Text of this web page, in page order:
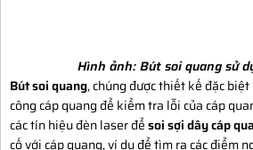
Hình ảnh:Bút soi quang sử
Bút soi quang, chúng được thiết kế đặc
công cáp quang để kiểm tra lỗi của cáp
các tín hiệu đèn laser đểsoi sợi dây cáp
cố với cáp quang, ví dụ để tìm ra các điểm